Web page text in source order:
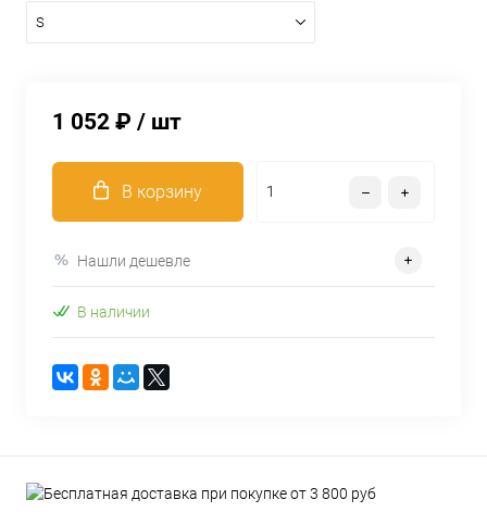
S
1 052 ₽ / шт
В корзину
Нашли дешевле
В наличии